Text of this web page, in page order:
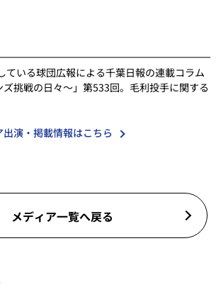
ている球団広報による千葉日報の連載コラム
ズ挑戦の日々～」第533回。毛利投手に関する
演・掲載情報はこちら
メディア一覧へ戻る